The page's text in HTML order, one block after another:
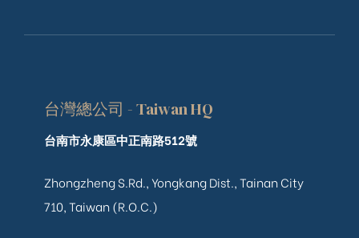
台灣總公司 - Taiwan HQ
台南市永康區中正南路512號
Zhongzheng S.Rd., Yongkang Dist., Tainan City
710, Taiwan (R.O.C.)